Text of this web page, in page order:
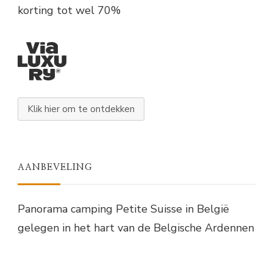
korting tot wel 70%
Klik hier om te ontdekken
AANBEVELING
Panorama camping Petite Suisse in België
gelegen in het hart van de Belgische Ardennen